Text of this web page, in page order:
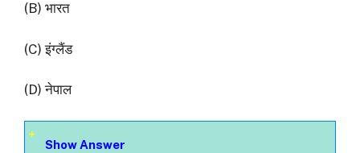
(B) भारत
(C) इंग्लैंड
(D) नेपाल
Show Answer